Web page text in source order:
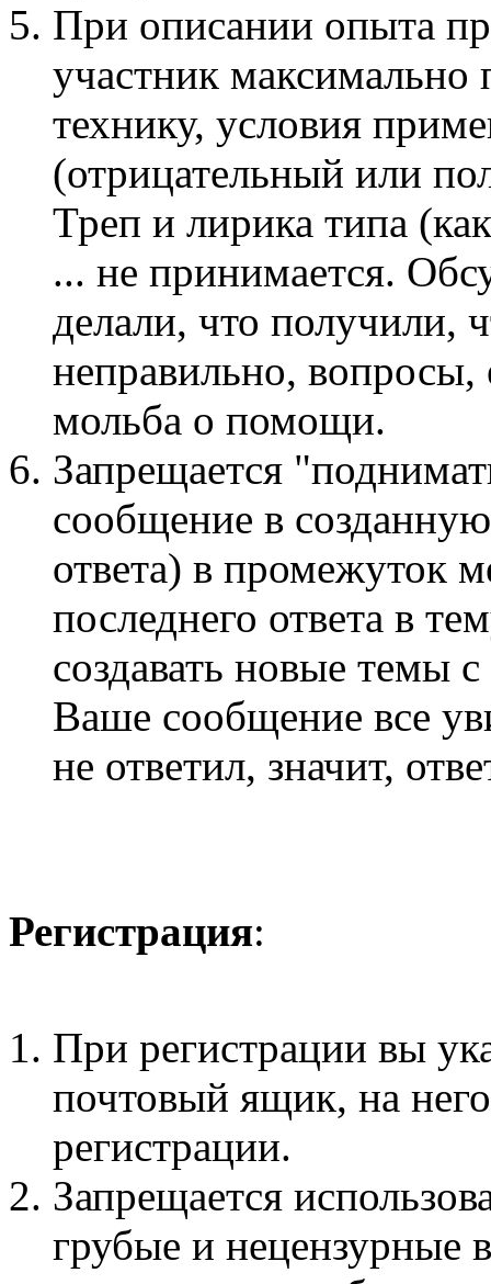
При описании опыта
участник максимально
технику, условия
(отрицательный или
Треп и лирика типа
... не принимается.
делали, что получили,
неправильно, вопросы,
мольба о помощи.
Запрещается
сообщение в
ответа) в промежуток
последнего ответа в
создавать новые темы
Ваше сообщение все
не ответил, значит,
Регистрация:
При регистрации вы
почтовый ящик, на
регистрации.
Запрещается
грубые и нецензурные